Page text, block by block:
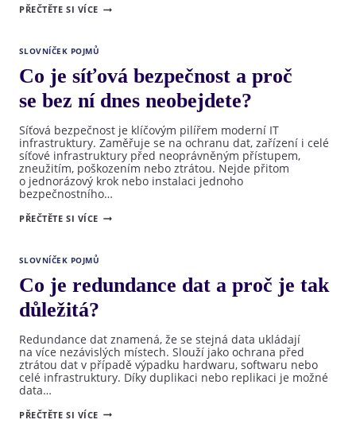
PŘEČTĚTE SI VÍCECO
A PROČ
VAŠI
KLÍČOVÉ
SLOVNÍČEK POJMŮ
Co je síťová bezpečnost a proč
se bez ní dnes neobejdete?
Síťová bezpečnost je klíčovým pilířem moderní IT
infrastruktury. Zaměřuje se na ochranu dat, zařízení i celé
síťové infrastruktury před neoprávněným přístupem,
zneužitím, poškozením nebo ztrátou. Nejde přitom
o jednorázový krok nebo instalaci jednoho
bezpečnostního…
PŘEČTĚTE SI VÍCECO
A PROČ
NÍ
DNES
SLOVNÍČEK POJMŮ
Co je redundance dat a proč je tak
důležitá?
Redundance dat znamená, že se stejná data ukládají
na více nezávislých místech. Slouží jako ochrana před
ztrátou dat v případě výpadku hardwaru, softwaru nebo
celé infrastruktury. Díky duplikaci nebo replikaci je možné
data…
PŘEČTĚTE SI VÍCECO